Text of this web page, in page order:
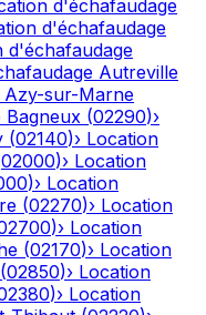
d'échafaudage
d'échafaudage
d'échafaudage
Autreville
Azy-sur-Marne
Bagneux (02290)›
(02140)› Location
02000)› Location
)› Location
(02270)› Location
)› Location
(02170)› Location
(02850)› Location
)› Location